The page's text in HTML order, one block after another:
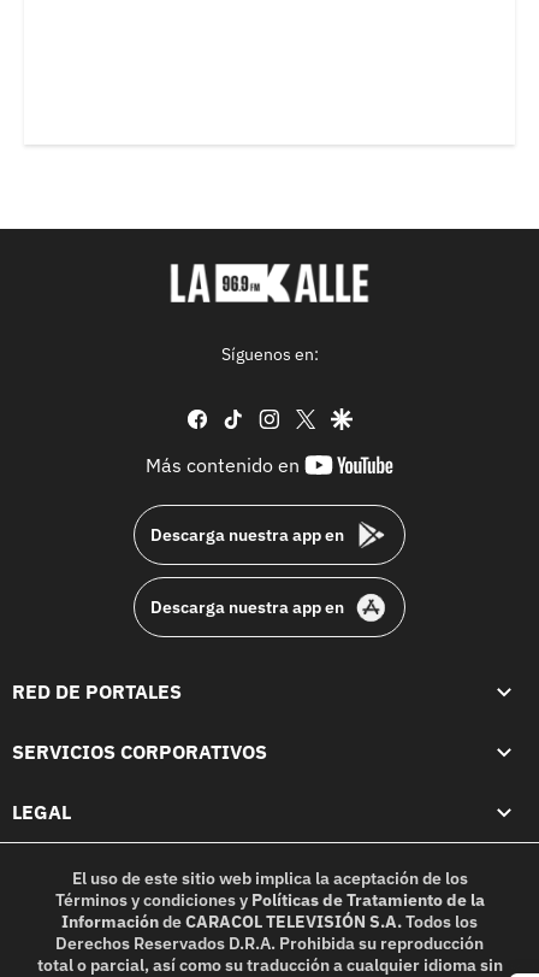
Síguenos en:
facebook
tiktok instagram
twittergoogle
Más contenido en
youtube-
Descarga nuestra app en
Descarga nuestra app en
RED DE PORTALES
SERVICIOS CORPORATIVOS
LEGAL
El uso de este sitio web implica la aceptación de los
Términos y condicionesy Políticas de Tratamiento de la
InformacióndeCARACOL TELEVISIÓN S.A.Todos los
Derechos Reservados D.R.A. Prohibida su reproducción
total o parcial, así como su traducción a cualquier idioma sin